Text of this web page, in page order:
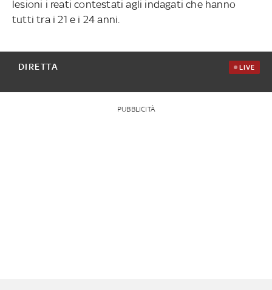
lesioni i reati contestati agli indagati che hanno
tutti tra i 21 e i 24 anni.
DIRETTA LIVE
PUBBLICITÀ